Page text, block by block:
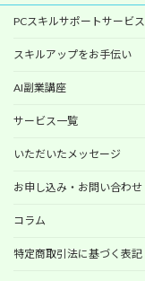
PCスキルサポートサービス
スキルアップをお手伝い
AI副業講座
サービス一覧
いただいたメッセージ
お申し込み・お問い合わせ
コラム
特定商取引法に基づく表記